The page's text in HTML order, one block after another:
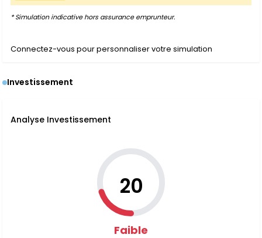
* Simulation indicative hors assurance emprunteur.
Connectez-vous pour personnaliser votre simulation
Investissement
Analyse Investissement
20
Faible